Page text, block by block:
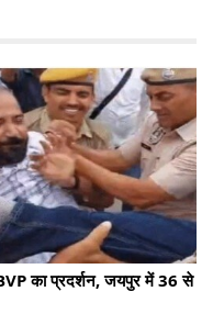
का प्रदर्शन, जयपुर में 36 से